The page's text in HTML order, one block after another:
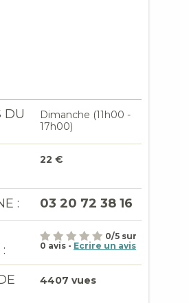
DU
Dimanche (11h00 -
17h00)
22 €
: 03 20 72 38 16
0/5 sur
0 avis - Ecrire un avis
4407 vues